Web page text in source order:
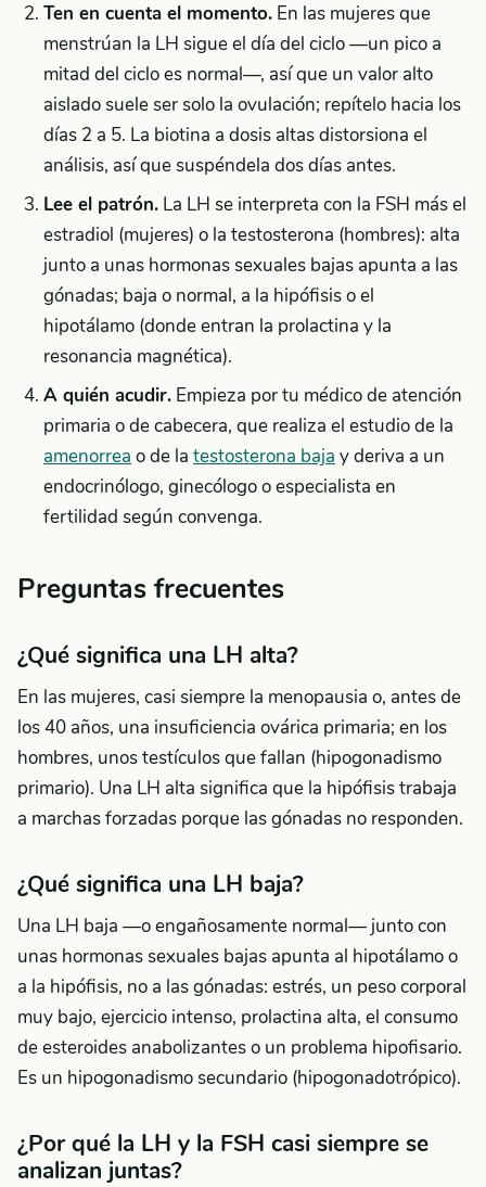
Ten en cuenta el momento. En las mujeres que
menstrúan la LH sigue el día del ciclo —un pico a
mitad del ciclo es normal—, así que un valor alto
aislado suele ser solo la ovulación; repítelo hacia los
días 2 a 5. La biotina a dosis altas distorsiona el
análisis, así que suspéndela dos días antes.
Lee el patrón. La LH se interpreta con la FSH más el
estradiol (mujeres) o la testosterona (hombres): alta
junto a unas hormonas sexuales bajas apunta a las
gónadas; baja o normal, a la hipófisis o el
hipotálamo (donde entran la prolactina y la
resonancia magnética).
A quién acudir. Empieza por tu médico de atención
primaria o de cabecera, que realiza el estudio de la
amenorrea o de la testosterona baja y deriva a un
endocrinólogo, ginecólogo o especialista en
fertilidad según convenga.
Preguntas frecuentes
¿Qué significa una LH alta?
En las mujeres, casi siempre la menopausia o, antes de
los 40 años, una insuficiencia ovárica primaria; en los
hombres, unos testículos que fallan (hipogonadismo
primario). Una LH alta significa que la hipófisis trabaja
a marchas forzadas porque las gónadas no responden.
¿Qué significa una LH baja?
Una LH baja —o engañosamente normal— junto con
unas hormonas sexuales bajas apunta al hipotálamo o
a la hipófisis, no a las gónadas: estrés, un peso corporal
muy bajo, ejercicio intenso, prolactina alta, el consumo
de esteroides anabolizantes o un problema hipofisario.
Es un hipogonadismo secundario (hipogonadotrópico).
¿Por qué la LH y la FSH casi siempre se
analizan juntas?